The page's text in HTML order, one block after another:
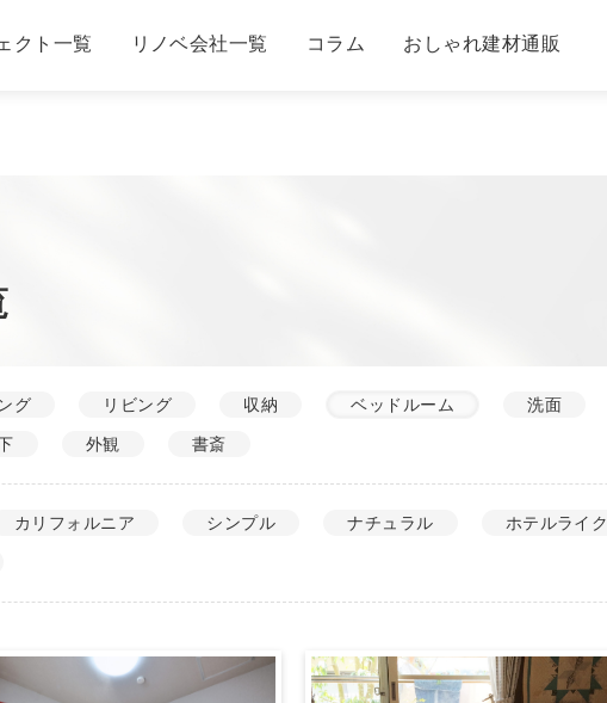
クト一覧 リノベ会社一覧 コラム おしゃれ建材通販
グ リビング 収納 ベッドルーム 洗面
外観 書斎
カリフォルニア シンプル ナチュラル ホテルライク